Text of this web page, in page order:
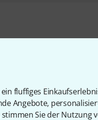
fluffiges
Angebote,
Sie der Nutzung